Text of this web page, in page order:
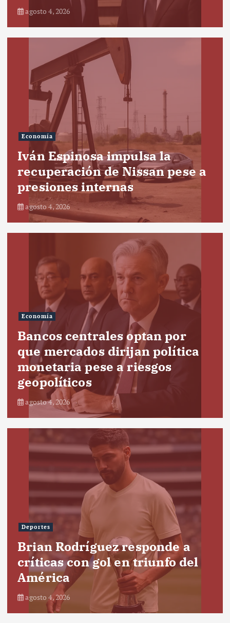
agosto 4, 2026
Economía
Iván Espinosa impulsa la
recuperación de Nissan pese a
presiones internas
agosto 4, 2026
Economía
Bancos centrales optan por
que mercados dirijan política
monetaria pese a riesgos
geopolíticos
agosto 4, 2026
Deportes
Brian Rodríguez responde a
críticas con gol en triunfo del
América
agosto 4, 2026